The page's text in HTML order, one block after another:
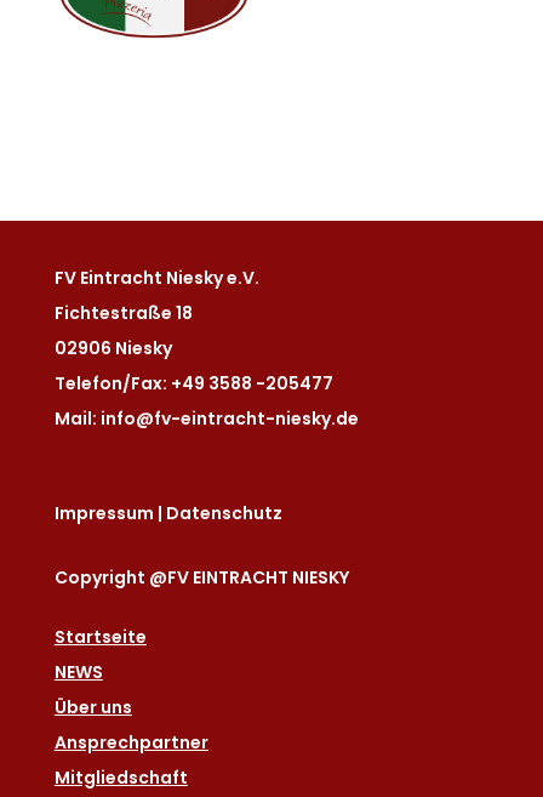
FV Eintracht Niesky e.V.
Fichtestraße 18
02906 Niesky
Telefon/Fax: +49 3588 -205477
Mail: info@fv-eintracht-niesky.de
Impressum | Datenschutz
Copyright @FV EINTRACHT NIESKY
Startseite
NEWS
Über uns
Ansprechpartner
Mitgliedschaft